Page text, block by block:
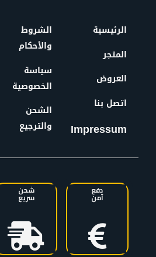
الرئيسية
المتجر
العروض
اتصل بنا
Impressum
الشروط
والأحكام
سياسة
الخصوصية
الشحن
والترجيع
دفع
آمن
شحن
سريع